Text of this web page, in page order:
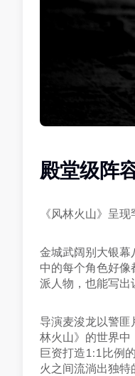
殿堂级阵
《风林火山》呈
金城武阔别大银
中的每个角色好
派人物，也能写出
导演麦浚龙以警
林火山》的世界
巨资打造1:1比例
火之间流淌出独特